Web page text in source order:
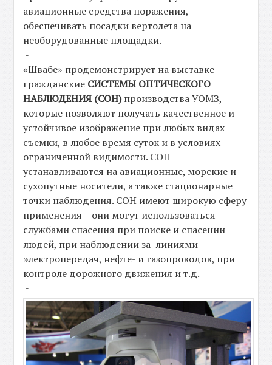
авиационные средства поражения,
обеспечивать посадки вертолета на
необорудованные площадки.
-
«Швабе» продемонстрирует на выставке
гражданские СИСТЕМЫ ОПТИЧЕСКОГО
НАБЛЮДЕНИЯ (СОН)производства УОМЗ,
которые позволяют получать качественное и
устойчивое изображение при любых видах
съемки, в любое время суток и в условиях
ограниченной видимости. СОН
устанавливаются на авиационные, морские и
сухопутные носители, а также стационарные
точки наблюдения. СОН имеют широкую сферу
применения – они могут использоваться
службами спасения при поиске и спасении
людей, при наблюдении за линиями
электропередач, нефте- и газопроводов, при
контроле дорожного движения и т.д.
-